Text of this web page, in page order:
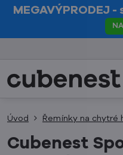
MEGAVÝPRODEJ -
Úvod Řemínky na chytré
Cubenest